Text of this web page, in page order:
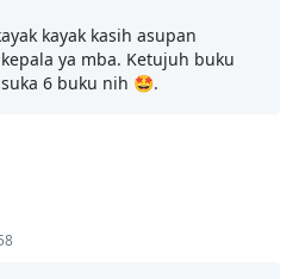
kayak kasih asupan
ya mba. Ketujuh buku
6 buku nih 🤩.